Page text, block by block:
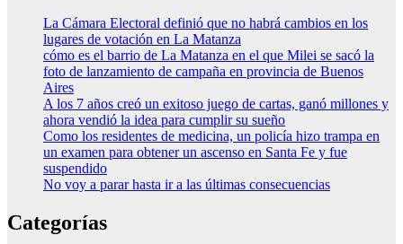
La Cámara Electoral definió que no habrá cambios en los
lugares de votación en La Matanza
cómo es el barrio de La Matanza en el que Milei se sacó la
foto de lanzamiento de campaña en provincia de Buenos
Aires
A los 7 años creó un exitoso juego de cartas, ganó millones y
ahora vendió la idea para cumplir su sueño
Como los residentes de medicina, un policía hizo trampa en
un examen para obtener un ascenso en Santa Fe y fue
suspendido
No voy a parar hasta ir a las últimas consecuencias
Categorías